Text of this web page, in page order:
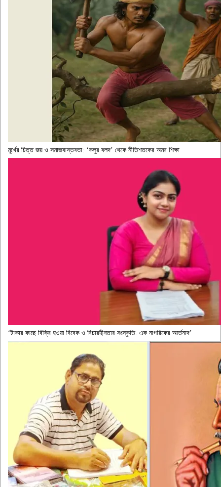
মূর্খের চিত্ত জয় ও সমাজবাস্তবতা: ‘কলুর বলদ’ থেকে নীতিশতকের অমর শিক্ষা
‘টাকার কাছে বিক্রি হওয়া বিবেক ও বিচারহীনতার সংস্কৃতি: এক নাগরিকের আর্তনাদ’